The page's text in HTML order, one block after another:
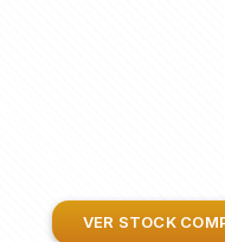
VER STOCK